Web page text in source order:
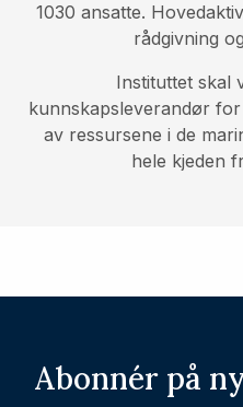
1030 ansatte.
rådgivning
Instituttet skal
kunnskapsleverandør
av ressursene i de
hele kjeden
Abonnér på